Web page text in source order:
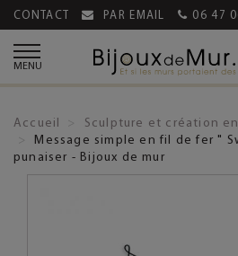
CONTACT PAR EMAIL 06 47
MENU
Accueil Sculpture et création
Message simple en fil de fer "
punaiser - Bijoux de mur